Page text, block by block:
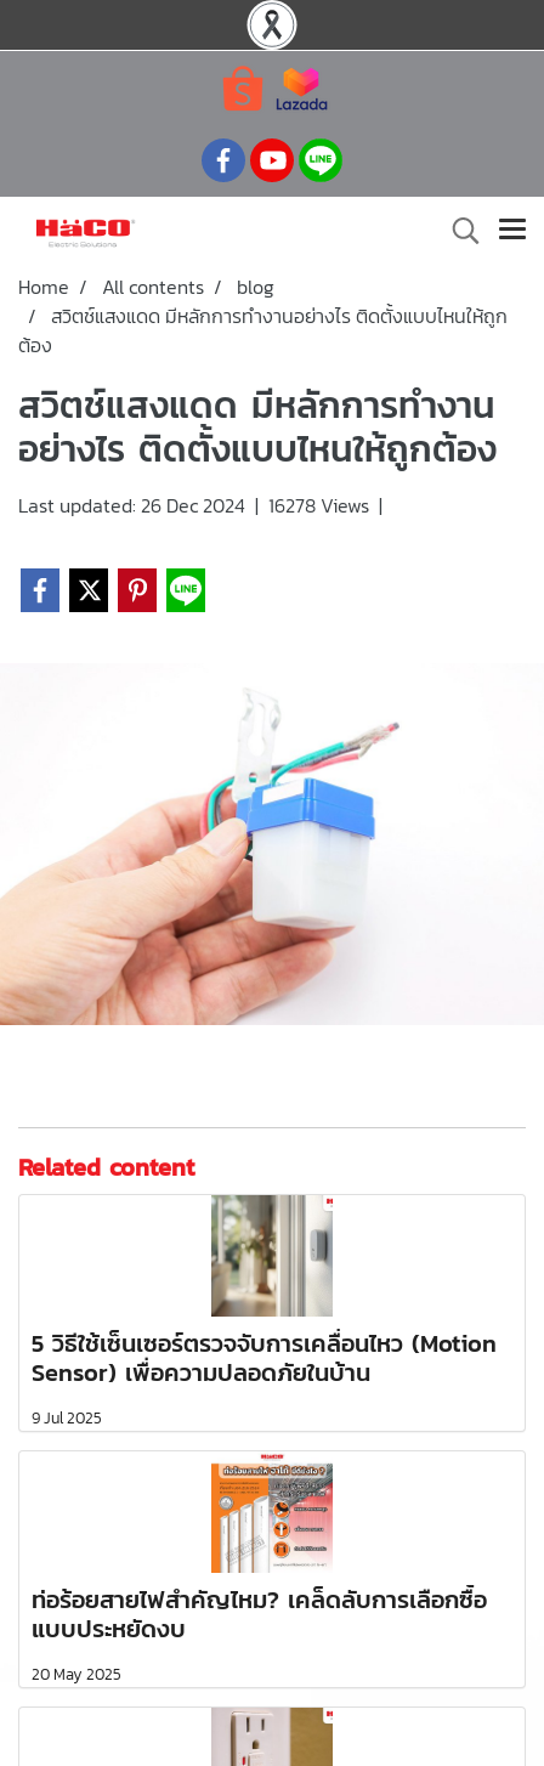
Home All contents
blog
สวิตช์แสงแดด มีหลักการทำงานอย่างไร ติดตั้งแบบไหนให้ถูก
ต้อง
สวิตช์แสงแดด มีหลักการทำงาน
อย่างไร ติดตั้งแบบไหนให้ถูกต้อง
Last updated: 26 Dec 2024 | 16278 Views |
Related content
5 วิธีใช้เซ็นเซอร์ตรวจจับการเคลื่อนไหว (Motion
Sensor) เพื่อความปลอดภัยในบ้าน
9 Jul 2025
ท่อร้อยสายไฟสำคัญไหม? เคล็ดลับการเลือกซื้อ
แบบประหยัดงบ
20 May 2025